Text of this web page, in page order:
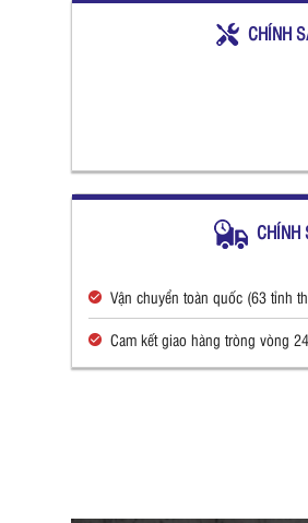
CHÍNH
CHÍNH
Vận chuyển toàn quốc (63 tỉnh
Cam kết giao hàng tròng vòng